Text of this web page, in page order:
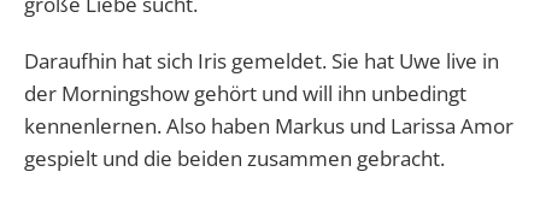
Daraufhin hat sich Iris gemeldet. Sie hat Uwe live in
der Morningshow gehört und will ihn unbedingt
kennenlernen. Also haben Markus und Larissa Amor
gespielt und die beiden zusammen gebracht.